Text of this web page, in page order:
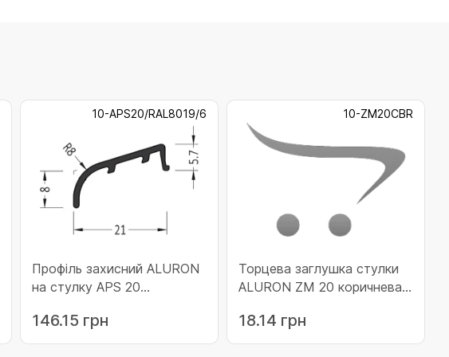
10-APS20/RAL8019/6
Профіль захисний ALURON
на стулку APS 20
APS20/RAL8019/6)
146.15 грн
10-ZM20CBR
Торцева заглушка стулки
ALURON ZM 20 коричнева
18.14 грн